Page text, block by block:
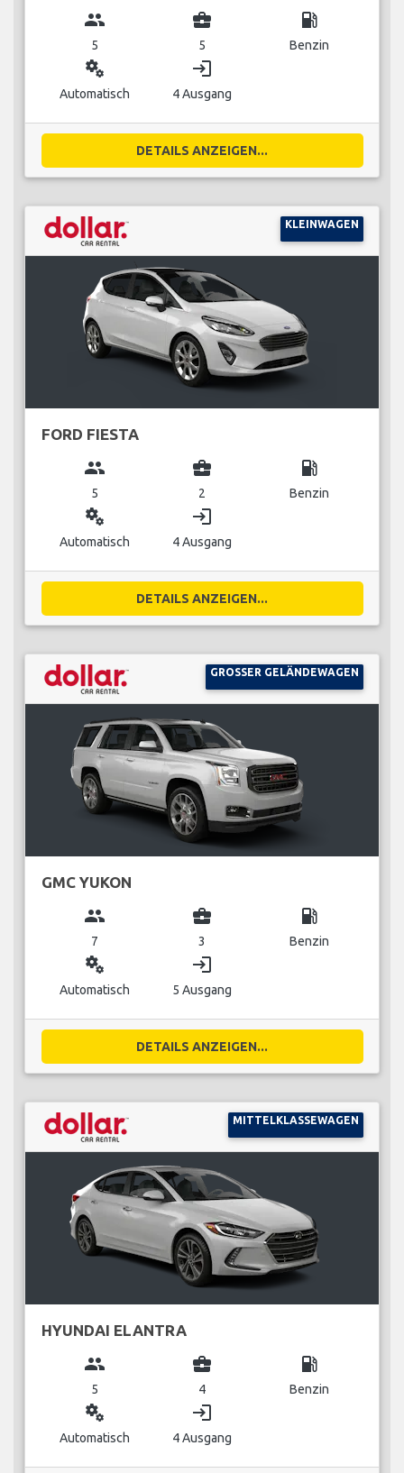
group
5
business_center
5
local_gas_station
Benzin
miscellaneous_services
Automatisch
login
4 Ausgang
DETAILS ANZEIGEN...
KLEINWAGEN
FORD FIESTA
group
5
business_center
2
local_gas_station
Benzin
miscellaneous_services
Automatisch
login
4 Ausgang
DETAILS ANZEIGEN...
GROSSER GELÄNDEWAGEN
GMC YUKON
group
7
business_center
3
local_gas_station
Benzin
miscellaneous_services
Automatisch
login
5 Ausgang
DETAILS ANZEIGEN...
MITTELKLASSEWAGEN
HYUNDAI ELANTRA
group
5
business_center
4
local_gas_station
Benzin
miscellaneous_services
Automatisch
login
4 Ausgang